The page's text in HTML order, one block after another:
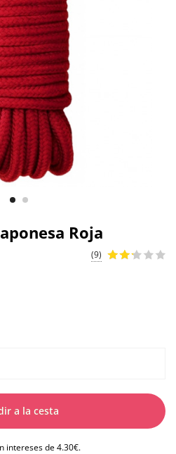
Roja
(9)
a la cesta
intereses de 4.30€.